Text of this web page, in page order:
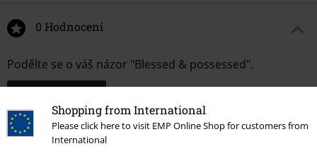
Shopping from International
Please click here to visit EMP Online Shop for customers from
International
0 Hodnocení
Podělte se o váš názor "Blessed & possessed".
Napsat hodnocení